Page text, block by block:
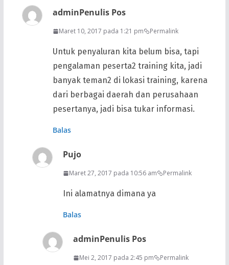
adminPenulis Pos
Maret 10, 2017 pada 1:21 pm Permalink
Untuk penyaluran kita belum bisa, tapi
pengalaman peserta2 training kita, jadi
banyak teman2 di lokasi training, karena
dari berbagai daerah dan perusahaan
pesertanya, jadi bisa tukar informasi.
Balas
Pujo
Maret 27, 2017 pada 10:56 am Permalink
Ini alamatnya dimana ya
Balas
adminPenulis Pos
Mei 2, 2017 pada 2:45 pm Permalink